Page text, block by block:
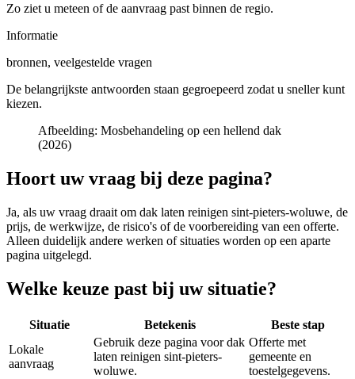
Zo ziet u meteen of de aanvraag past binnen de regio.
Informatie
bronnen, veelgestelde vragen
De belangrijkste antwoorden staan gegroepeerd zodat u sneller kunt
kiezen.
Afbeelding: Mosbehandeling op een hellend dak
(2026)
Hoort uw vraag bij deze pagina?
Ja, als uw vraag draait om dak laten reinigen sint-pieters-woluwe, de
prijs, de werkwijze, de risico's of de voorbereiding van een offerte.
Alleen duidelijk andere werken of situaties worden op een aparte
pagina uitgelegd.
Welke keuze past bij uw situatie?
Situatie Betekenis
Beste stap
Lokale
aanvraag
Gebruik deze pagina voor dak
laten reinigen sint-pieters-
woluwe.
Offerte met
gemeente en
toestelgegevens.